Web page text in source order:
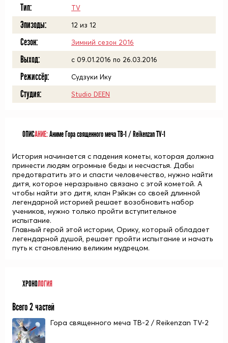
Тип: TV
Эпизоды: 12 из 12
Сезон: Зимний сезон 2016
Выход: c 09.01.2016 по 26.03.2016
Режиссёр: Судзуки Ику
Студия: Studio DEEN
ОПИСАНИЕ:Аниме Гора священного меча ТВ-1 / Reikenzan TV-1
История начинается с падения кометы, которая должна
принести людям огромные беды и несчастья. Дабы
предотвратить это и спасти человечество, нужно найти
дитя, которое неразрывно связано с этой кометой. А
чтобы найти это дитя, клан Рэйкэн со своей длинной
легендарной историей решает возобновить набор
учеников, нужно только пройти вступительное
испытание.
Главный герой этой истории, Орику, который обладает
легендарной душой, решает пройти испытание и начать
путь к становлению великим мудрецом.
ХРОНОЛОГИЯ
Всего 2 частей
Гора священного меча ТВ-2 / Reikenzan TV-2